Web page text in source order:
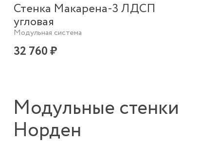
Стенка Макарена-3 ЛДСП
угловая
Модульная система
32 760 ₽
Модульные стенки
Норден